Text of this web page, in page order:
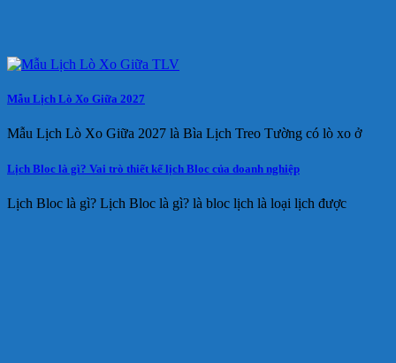
Mẫu Lịch Lò Xo Giữa 2027
Mẫu Lịch Lò Xo Giữa 2027 là Bìa Lịch Treo Tường có lò xo ở
Lịch Bloc là gì? Vai trò thiết kế lịch Bloc của doanh nghiệp
Lịch Bloc là gì? Lịch Bloc là gì? là bloc lịch là loại lịch được